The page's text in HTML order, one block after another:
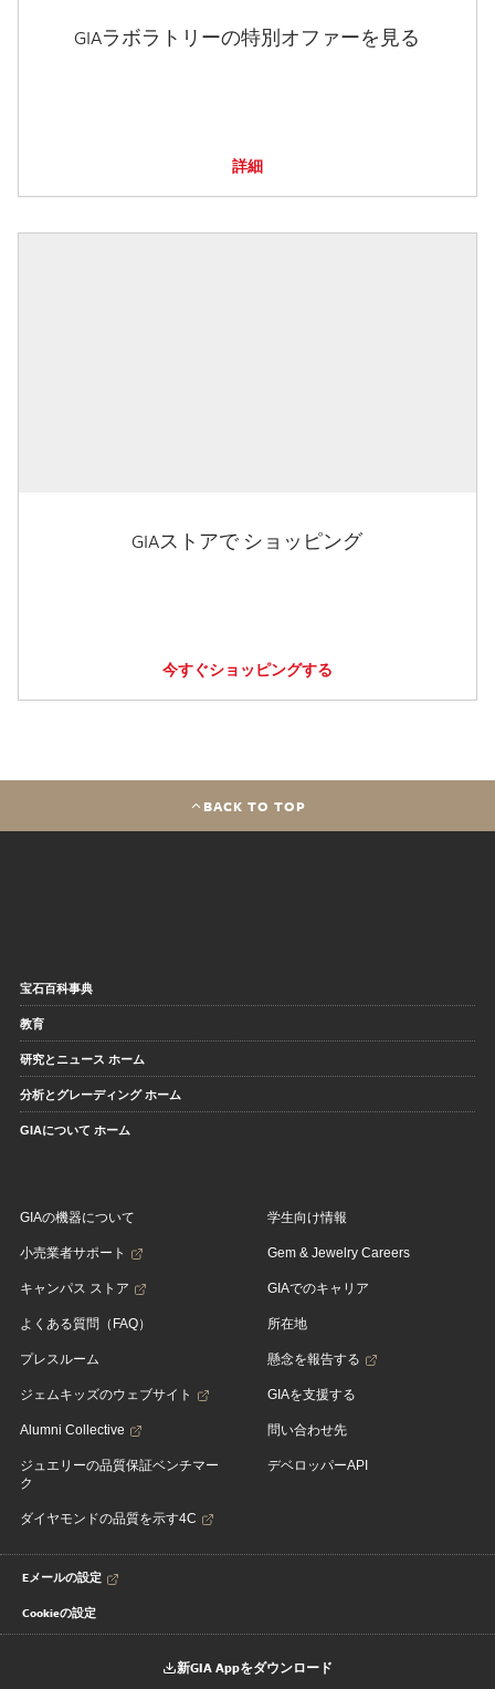
GIAラボラトリーの特別オファーを見る
詳細
GIAストアで ショッピング
今すぐショッピングする
BACK TO TOP
宝石百科事典
教育
研究とニュース ホーム
分析とグレーディング ホーム
GIAについて ホーム
GIAの機器について
小売業者サポート
キャンパス ストア
よくある質問（FAQ）
プレスルーム
ジェムキッズのウェブサイト
Alumni Collective
ジュエリーの品質保証ベンチマー
ク
ダイヤモンドの品質を示す4C
学生向け情報
Gem & Jewelry Careers
GIAでのキャリア
所在地
懸念を報告する
GIAを支援する
問い合わせ先
デベロッパーAPI
Eメールの設定
Cookieの設定
新GIA Appをダウンロード